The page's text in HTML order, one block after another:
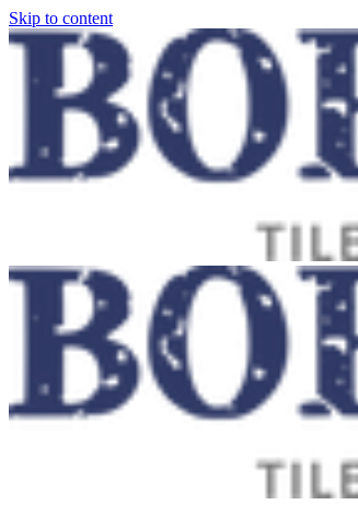
Skip to content